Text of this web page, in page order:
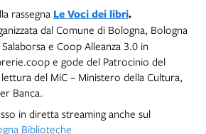
rassegna Le Voci dei libri.
dal Comune di Bologna, Bologna
e Coop Alleanza 3.0 in
e gode del Patrocinio del
del MiC – Ministero della Cultura,
Banca.
in diretta streaming anche sul
Biblioteche